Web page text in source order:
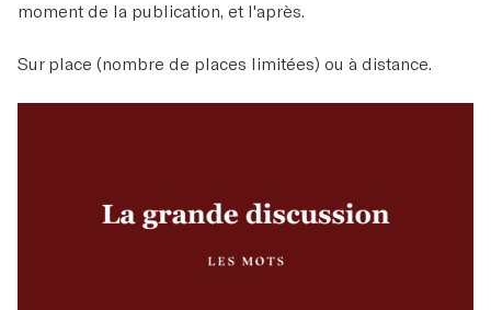
moment de la publication, et l'après.
Sur place (nombre de places limitées) ou à distance.